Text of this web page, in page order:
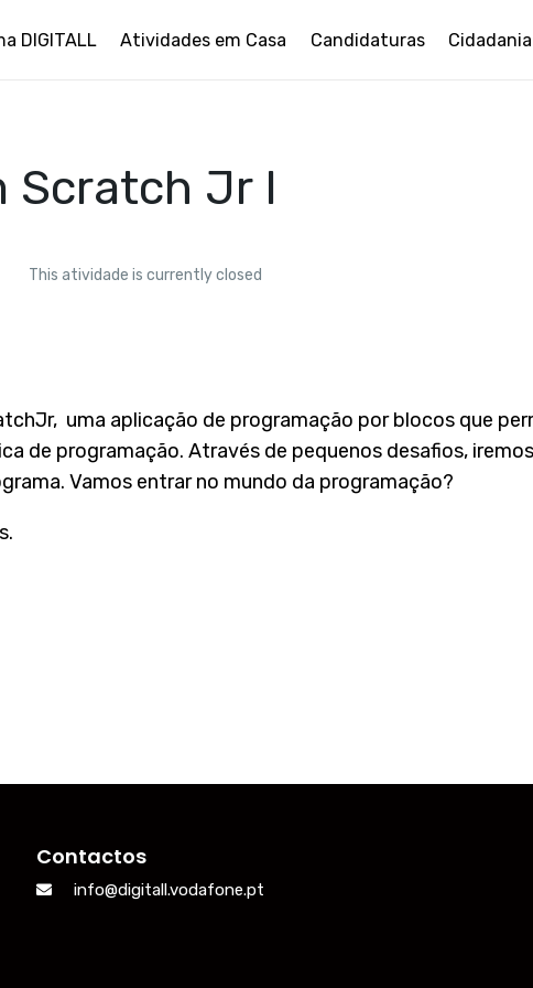
DIGITALL Atividades em Casa Candidaturas
Scratch Jr I
This atividade is currently closed
uma aplicação de programação por blocos que
de programação. Através de pequenos desafios, iremos
Vamos entrar no mundo da programação?
Contactos
info@digitall.vodafone.pt